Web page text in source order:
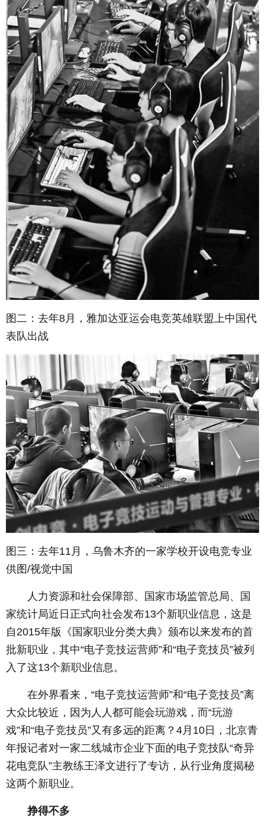
图二：去年8月，雅加达亚运会电竞英雄联盟上中国代
表队出战
图三：去年11月，乌鲁木齐的一家学校开设电竞专业
供图/视觉中国
人力资源和社会保障部、国家市场监管总局、国
家统计局近日正式向社会发布13个新职业信息，这是
自2015年版《国家职业分类大典》颁布以来发布的首
批新职业，其中“电子竞技运营师”和“电子竞技员”被列
入了这13个新职业信息。
在外界看来，“电子竞技运营师”和“电子竞技员”离
大众比较近，因为人人都可能会玩游戏，而“玩游
戏”和“电子竞技员”又有多远的距离？4月10日，北京青
年报记者对一家二线城市企业下面的电子竞技队“奇异
花电竞队”主教练王泽文进行了专访，从行业角度揭秘
这两个新职业。
挣得不多